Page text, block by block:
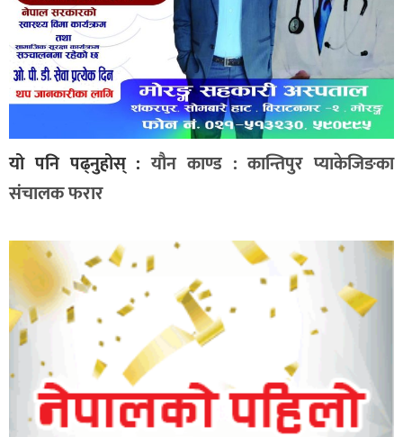
यो पनि पढ्नुहोस् :यौन काण्ड : कान्तिपुर प्याकेजिङका
संचालक फरार